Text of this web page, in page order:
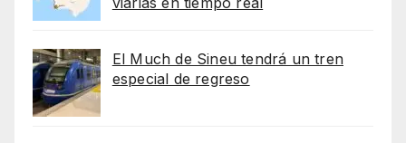
El Much de Sineu tendrá un tren
especial de regreso